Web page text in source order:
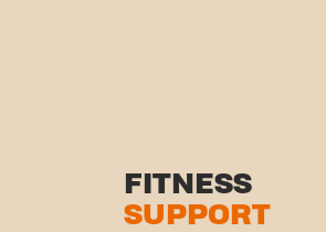
FITNESS
SUPPORT